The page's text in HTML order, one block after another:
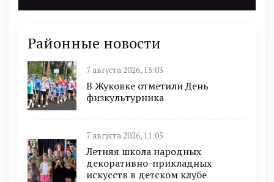
Районные новости
7 августа 2026, 15:03
В Жуковке отметили День
физкультурника
7 августа 2026, 11:05
Летняя школа народных
декоративно-прикладных
искусств в детском клубе